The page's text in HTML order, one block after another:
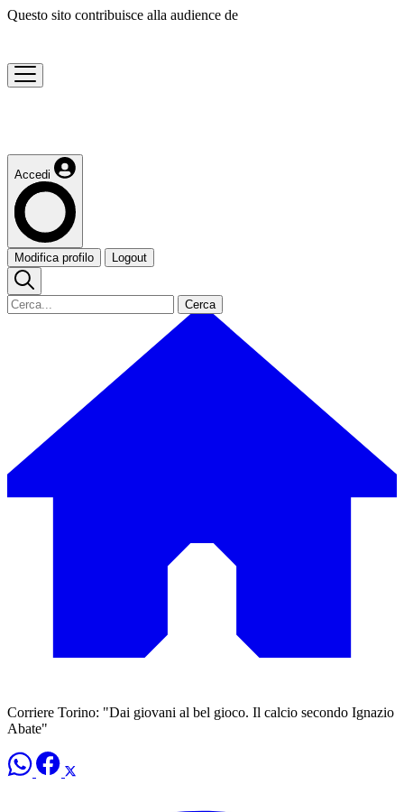
Questo sito contribuisce alla audience de
Accedi
Modifica profilo Logout
Cerca
Corriere Torino: "Dai giovani al bel gioco. Il calcio secondo Ignazio
Abate"